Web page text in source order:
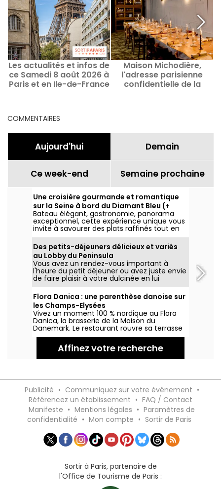
Les actualités et infos de
ce Samedi 8 août 2026 à
Paris et en Ile-de-France
Maison Michodière,
l'adresse parisienne
confidentielle de la
COMMENTAIRES
Aujourd'hui Demain
Ce week-end Semaine prochaine
Une croisière gourmande et romantique
sur la Seine à bord du Diamant Bleu (+
code promo)
Bateau élégant, gastronomie, panorama
exceptionnel, cette expérience unique vous
invite à savourer des plats raffinés tout en
admirant les plus beaux monuments
parisiens illuminés. Profitez de 10% de remise
sur votre dîner croisière à bord du Diamant
Bleu ! (lien dans l'article)
Des petits-déjeuners délicieux et variés
au Lobby du Peninsula
Vous avez un rendez-vous important à
l'heure du petit déjeuner ou avez juste envie
de faire plaisir à votre dulcinée en lui
proposant de commencer la journée
somptueusement ? Direction The Lobby du
Peninsula qui propose différentes formules
pour s'adapter aux goûts de chacun, dans
un très luxueux décor...
Flora Danica : une parenthèse danoise sur
les Champs-Elysées
Vivez un moment 100 % nordique au Flora
Danica, la brasserie de la Maison du
Danemark. Le restaurant rouvre sa terrasse
sur la plus belle avenue du monde dès le
2 juin 2020.Affinez votre recherche
Publicité • Communiquez sur votre événement •
Référencez un établissement • FAQ / Contact
Manifeste • Mentions légales • Paramètres de
confidentialité • Mon compte • Sortir de Paris
Sortir à Paris, partenaire de
l'Office de Tourisme de Paris :